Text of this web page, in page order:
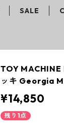
SALE
TOY MACHINE
ッキ Georgia
¥14,850
残り1点